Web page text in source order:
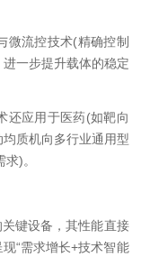
微流控技术(精确控制
一步提升载体的稳定
还应用于医药(如靶向
质机向多行业通用型
)。
键设备，其性能直接
“需求增长+技术智能